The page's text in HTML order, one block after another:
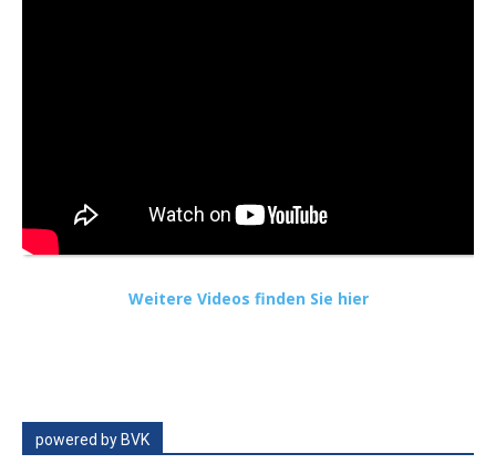
Weitere Videos finden Sie hier
powered by BVK